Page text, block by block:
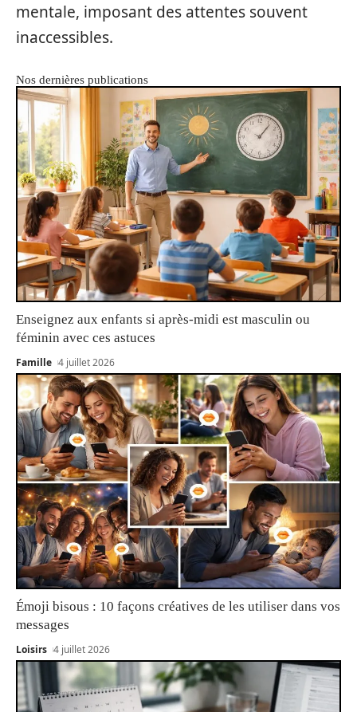
mentale, imposant des attentes souvent
inaccessibles.
Nos dernières publications
Enseignez aux enfants si après-midi est masculin ou
féminin avec ces astuces
Famille 4 juillet 2026
Émoji bisous : 10 façons créatives de les utiliser dans vos
messages
Loisirs 4 juillet 2026